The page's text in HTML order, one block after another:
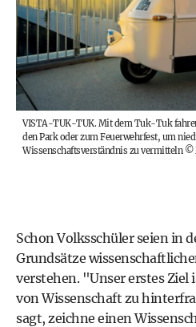
VISTA-TUK-TUK. Mit dem Tuk-Tuk
den Park oder zum Feuerwehrfest, um
Wissenschaftsverständnis zu vermitteln©
Schon Volksschüler seien in
Grundsätze
verstehen. "Unser erstes Ziel
von Wissenschaft zu
sagt, zeichne einen